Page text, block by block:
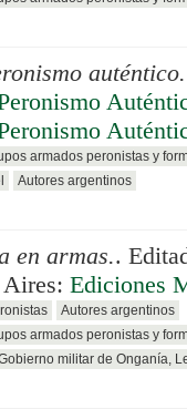
auténtico.
armados peronistas y
Autores argentinos
en armas..
Ediciones
Autores argentinos
armados peronistas y
militar de Onganía,